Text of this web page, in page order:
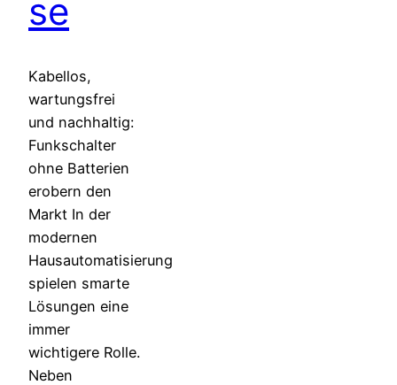
se
Kabellos,
wartungsfrei
und nachhaltig:
Funkschalter
ohne Batterien
erobern den
Markt In der
modernen
Hausautomatisierung
spielen smarte
Lösungen eine
immer
wichtigere Rolle.
Neben